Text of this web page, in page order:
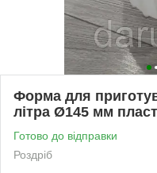
Форма для
літра Ø145 мм
Готово до відправки
Роздріб